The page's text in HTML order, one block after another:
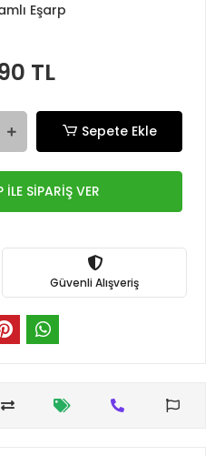
Eşarp
TL
Sepete Ekle
SİPARİŞ VER
Güvenli Alışveriş